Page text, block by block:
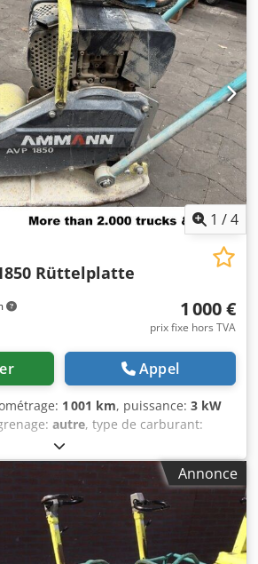
mécanique, structure
visuel correspond aux photos –
Caractéristiques techniques :
• Modèle : AVP 2920 • Année de
: HATZ Diesel Dcodpjy Sifyofx
: 1B30-6 • Puissance : 5 kW • Poids
Démarrage manuel • Fabriqué en
: • compactage des pavés • travaux
routiers • compactage du sol et du lit
et fondations État : Machine
Moteur HATZ – unité diesel durable
1 /4
Rüttelplatte
1 000 €
prix fixe hors TVA
Appel
1 001 km, puissance: 3 kW
autre, type de carburant:
, poids à vide:
2006, Année de construction:2006,
, Localisation du véhicule :
Hatz ! INFORMATIONS SUR LES
GARANTIE, sous réserve de
intermédiaire et d’erreurs !
Annonce